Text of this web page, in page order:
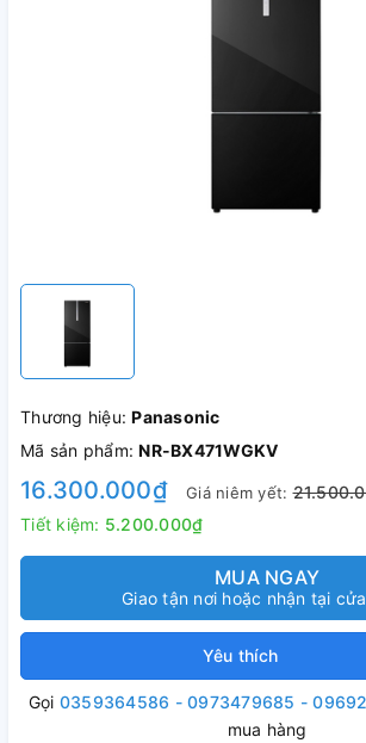
Thương hiệu:Panasonic
Mã sản phẩm:NR-BX471WGKV
16.300.000₫ Giá niêm yết:
Tiết kiệm: 5.200.000₫
MUA NGAY
Giao tận nơi hoặc nhận tại
Yêu thích
Gọi 0359364586 - 0973479685 -
mua hàng